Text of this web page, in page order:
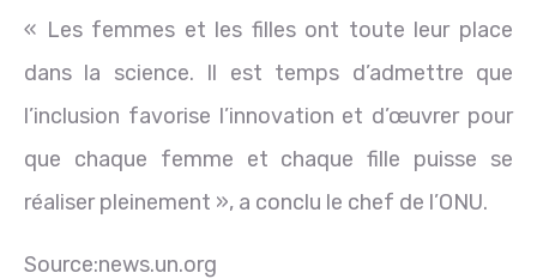
« Les femmes et les filles ont toute leur place
dans la science. Il est temps d’admettre que
l’inclusion favorise l’innovation et d’œuvrer pour
que chaque femme et chaque fille puisse se
réaliser pleinement », a conclu le chef de l’ONU.
Source:news.un.org